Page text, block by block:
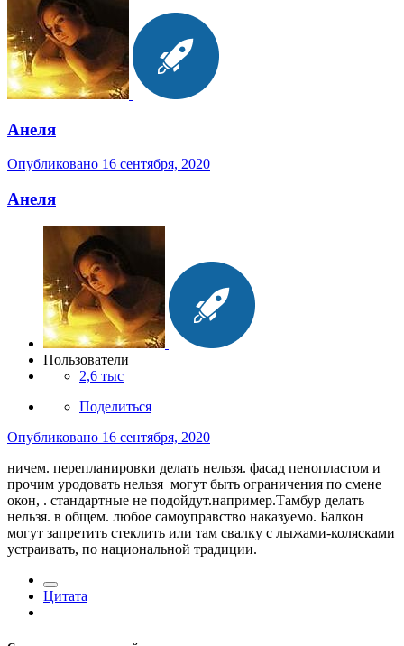
Анеля
Опубликовано 16 сентября, 2020
Анеля
Пользователи
2,6 тыс
Поделиться
Опубликовано 16 сентября, 2020
ничем. перепланировки делать нельзя. фасад пенопластом и
прочим уродовать нельзя могут быть ограничения по смене
окон, . стандартные не подойдут.например.Тамбур делать
нельзя. в общем. любое самоуправство наказуемо. Балкон
могут запретить стеклить или там свалку с лыжами-колясками
устраивать, по национальной традиции.
Цитата